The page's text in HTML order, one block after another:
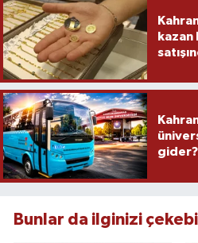
kazan
gider?
Bunlar da ilginizi